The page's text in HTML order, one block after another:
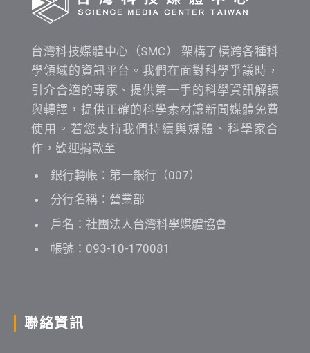
台灣科技媒體中心（SMC） 架構了橫跨各種科
學領域的資訊平台。我們在面對科學爭議時，
引介合適的專家、提供第一手的科學資訊解讀
與轉譯，提供正確的科學素材讓新聞媒體免費
使用。若您支持我們持續與媒體、科學家合
作，歡迎捐款至
銀行轉帳：第一銀行（007）
分行名稱：營業部
戶名：社團法人台灣科學媒體協會
帳號：093-10-170081
聯絡資訊